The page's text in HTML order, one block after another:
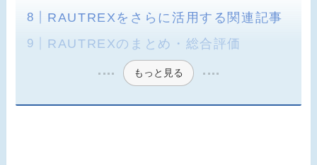
RAUTREXをさらに活用する関連記事
RAUTREXのまとめ・総合評価
もっと見る